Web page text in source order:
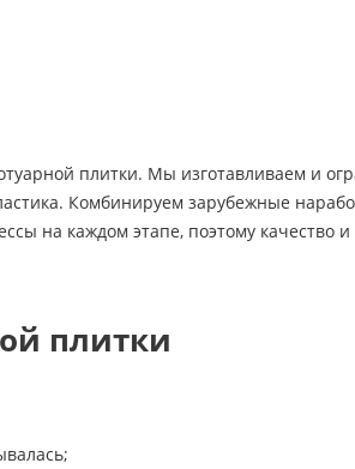
плитки. Мы изготавливаем и
Комбинируем зарубежные
на каждом этапе, поэтому качество и
плитки